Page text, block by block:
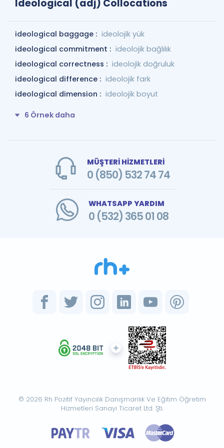
Ideological (adj) Collocations
ideological baggage : ideolojik yük
ideological commitment : ideolojik bağlılık
ideological correctness : ideolojik doğruluk
ideological difference : ideolojik fark
ideological dimension : ideolojik boyut
6 Örnek daha
MÜŞTERİ HİZMETLERİ
0 (850) 532 74 74
WHATSAPP YARDIM
0 (532) 365 01 08
© 2026 Rh Pozitif Yayıncılık Danışmanlık Ve Eğitim Öğretim
Hizmetleri Sanayi Ticaret Ltd. Şti.